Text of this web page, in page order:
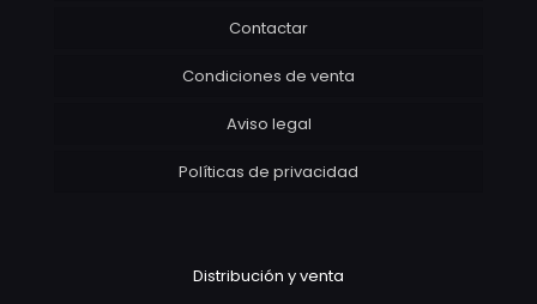
Contactar
Condiciones de venta
Aviso legal
Políticas de privacidad
Distribución y venta